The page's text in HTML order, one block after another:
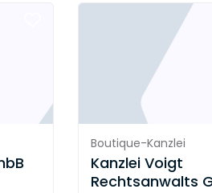
Ihres Mandats zu
Zusammenarbeit
zu gestalten.
stets, erst dann
Sie es als Mandant/in
Boutique-Kanzlei
Kanzlei Voigt
Rechtsanwalts